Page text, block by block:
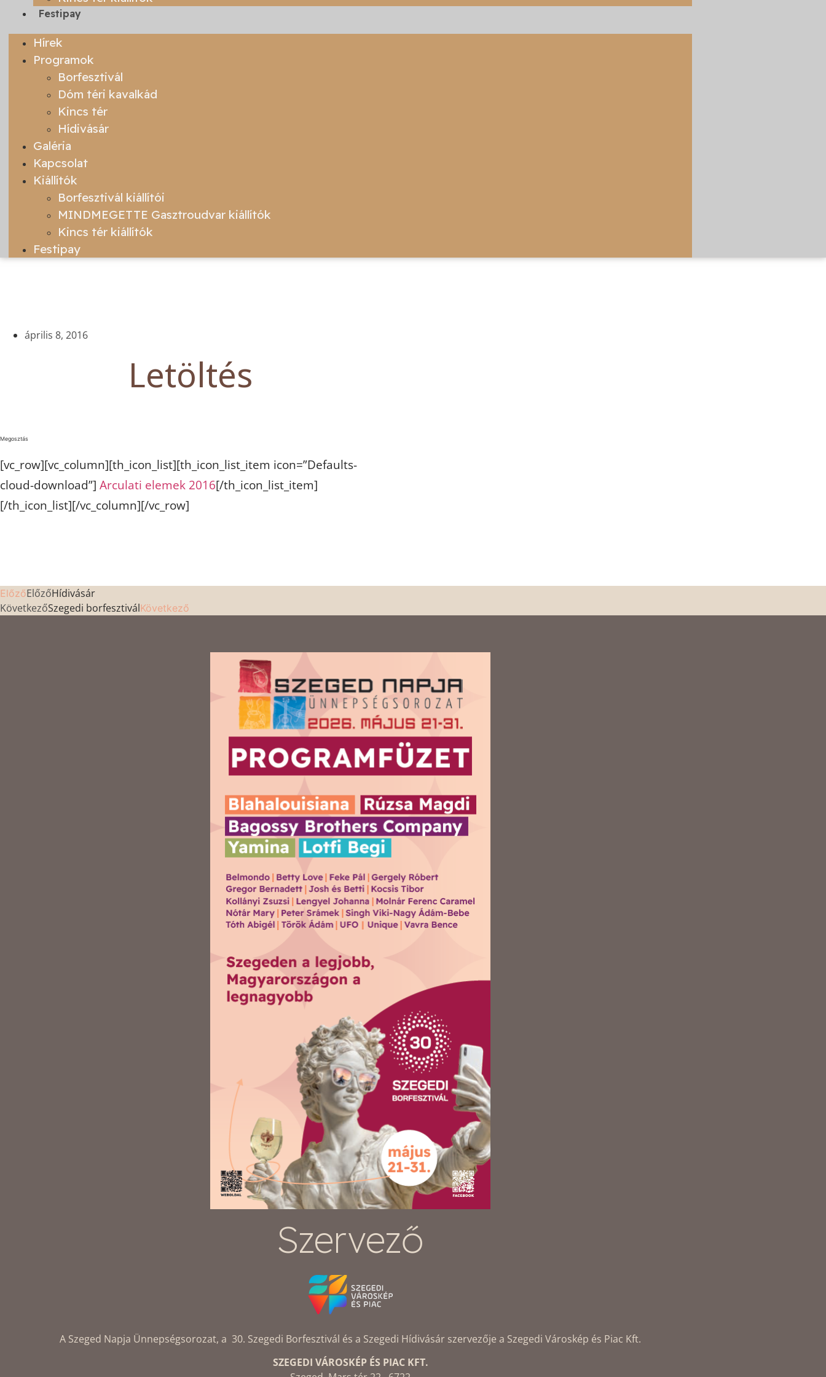
Festipay
Hírek
Programok
Borfesztivál
Dóm téri kavalkád
Kincs tér
Hídivásár
Galéria
Kapcsolat
Kiállítók
Borfesztivál kiállítói
MINDMEGETTE Gasztroudvar kiállítók
Kincs tér kiállítók
Festipay
április 8, 2016
Letöltés
Megosztás
[vc_row][vc_column][th_icon_list][th_icon_list_item icon=”Defaults-
cloud-download”] Arculati elemek 2016[/th_icon_list_item]
[/th_icon_list][/vc_column][/vc_row]
ElőzőElőzőHídivásár
KövetkezőSzegedi borfesztiválKövetkező
Szervező
A Szeged Napja Ünnepségsorozat, a 30. Szegedi Borfesztivál és a Szegedi Hídivásár szervezője a Szegedi Városkép és Piac Kft.
SZEGEDI VÁROSKÉP ÉS PIAC KFT.